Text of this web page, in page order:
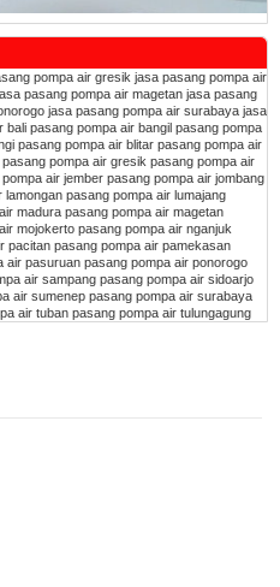
pompa air gresik jasa pasang pompa air
pasang pompa air magetan jasa pasang
jasa pasang pompa air surabaya jasa
bali pasang pompa air bangil pasang pompa
pasang pompa air blitar pasang pompa air
pasang pompa air gresik pasang pompa air
air jember pasang pompa air jombang
lamongan pasang pompa air lumajang
madura pasang pompa air magetan
mojokerto pasang pompa air nganjuk
pacitan pasang pompa air pamekasan
air pasuruan pasang pompa air ponorogo
air sampang pasang pompa air sidoarjo
air sumenep pasang pompa air surabaya
air tuban pasang pompa air tulungagung